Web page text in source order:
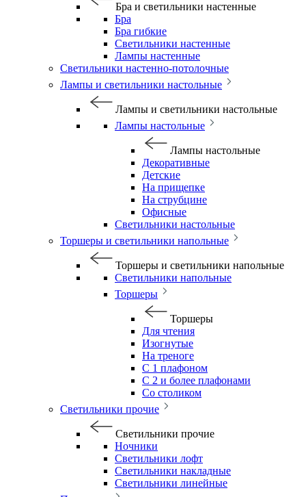
Бра и светильники настенные
Бра
Бра гибкие
Светильники настенные
Лампы настенные
Светильники настенно-потолочные
Лампы и светильники настольные
Лампы и светильники настольные
Лампы настольные
Лампы настольные
Декоративные
Детские
На прищепке
На струбцине
Офисные
Светильники настольные
Торшеры и светильники напольные
Торшеры и светильники напольные
Светильники напольные
Торшеры
Торшеры
Для чтения
Изогнутые
На треноге
С 1 плафоном
С 2 и более плафонами
Со столиком
Светильники прочие
Светильники прочие
Ночники
Светильники лофт
Светильники накладные
Светильники линейные